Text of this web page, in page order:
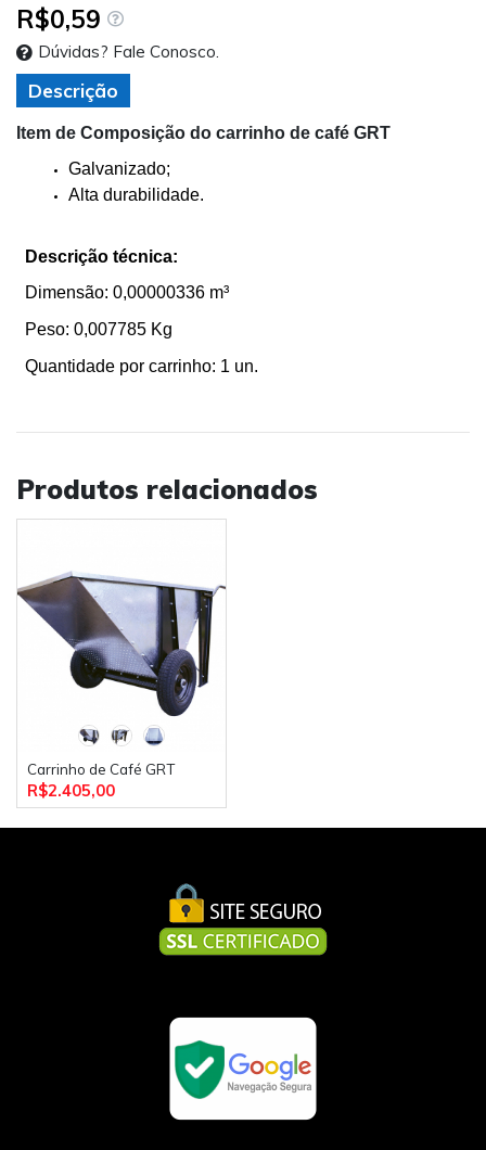
R$0,59
Dúvidas? Fale Conosco.
Descrição
Item de Composição do carrinho de café GRT
Galvanizado;
Alta durabilidade.
Descrição técnica:
Dimensão: 0,00000336 m³
Peso: 0,007785 Kg
Quantidade por carrinho: 1 un.
Produtos relacionados
Carrinho de Café GRT
R$2.405,00